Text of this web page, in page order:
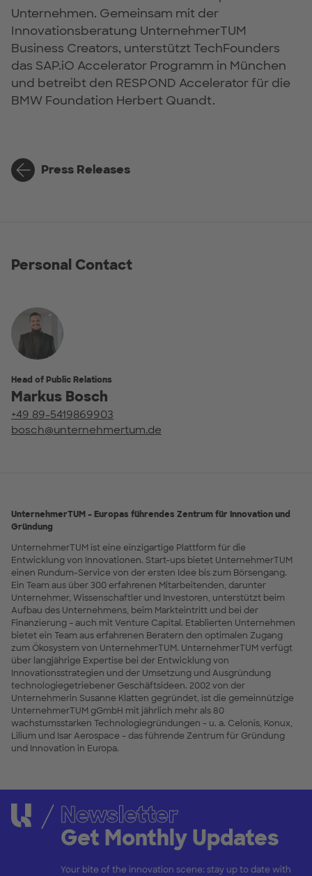
Unternehmen. Gemeinsam mit der
Innovationsberatung UnternehmerTUM
Business Creators, unterstützt TechFounders
das SAP.iO Accelerator Programm in München
und betreibt den RESPOND Accelerator für die
BMW Foundation Herbert Quandt.
Press Releases
Personal Contact
Head of Public Relations
Markus Bosch
+49 89-5419869903
bosch@unternehmertum.de
UnternehmerTUM – Europas führendes Zentrum für Innovation und
Gründung
UnternehmerTUM ist eine einzigartige Plattform für die
Entwicklung von Innovationen. Start-ups bietet UnternehmerTUM
einen Rundum-Service von der ersten Idee bis zum Börsengang.
Ein Team aus über 300 erfahrenen Mitarbeitenden, darunter
Unternehmer, Wissenschaftler und Investoren, unterstützt beim
Aufbau des Unternehmens, beim Markteintritt und bei der
Finanzierung – auch mit Venture Capital. Etablierten Unternehmen
bietet ein Team aus erfahrenen Beratern den optimalen Zugang
zum Ökosystem von UnternehmerTUM. UnternehmerTUM verfügt
über langjährige Expertise bei der Entwicklung von
Innovationsstrategien und der Umsetzung und Ausgründung
technologiegetriebener Geschäftsideen. 2002 von der
Unternehmerin Susanne Klatten gegründet, ist die gemeinnützige
UnternehmerTUM gGmbH mit jährlich mehr als 80
wachstumsstarken Technologiegründungen - u. a. Celonis, Konux,
Lilium und Isar Aerospace - das führende Zentrum für Gründung
und Innovation in Europa.
Newsletter
Get Monthly Updates
Your bite of the innovation scene: stay up to date with